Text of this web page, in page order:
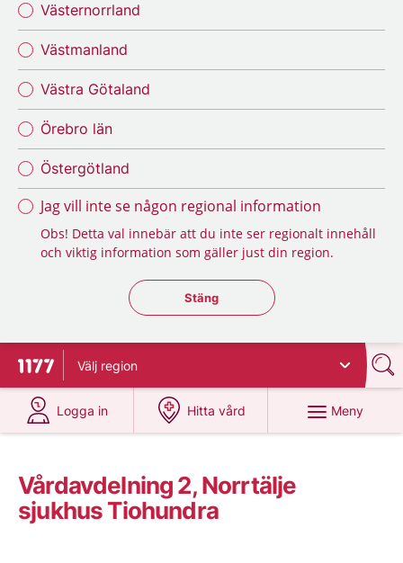
Västernorrland
Västmanland
Västra Götaland
Örebro län
Östergötland
Jag vill inte se någon regional information
Obs! Detta val innebär att du inte ser regionalt innehåll
och viktig information som gäller just din region.
Stäng regionsväljaren
Stäng
Till startsidan för 1177
Välj region
Logga in
på 1177.se
Hitta vård
på 1177.se
Meny
Vårdavdelning 2, Norrtälje
sjukhus Tiohundra